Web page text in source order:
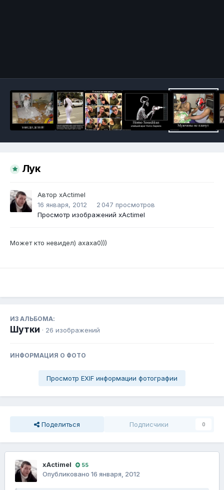
Лук
Автор xActimel
16 января, 2012
2 047 просмотров
Просмотр изображений xActimel
Может кто невидел) ахаха0)))
ИЗ АЛЬБОМА:
Шутки · 26 изображений
ИНФОРМАЦИЯ О ФОТО
Просмотр EXIF информации фотографии
Поделиться Подписчики 0
xActimel 55
Опубликовано 16 января, 2012